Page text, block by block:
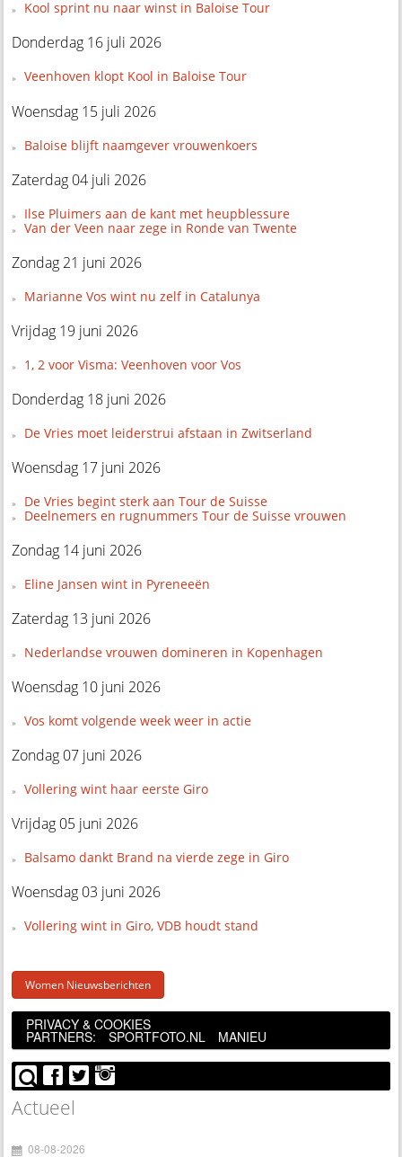
Kool sprint nu naar winst in Baloise Tour
Donderdag 16 juli 2026
Veenhoven klopt Kool in Baloise Tour
Woensdag 15 juli 2026
Baloise blijft naamgever vrouwenkoers
Zaterdag 04 juli 2026
Ilse Pluimers aan de kant met heupblessure
Van der Veen naar zege in Ronde van Twente
Zondag 21 juni 2026
Marianne Vos wint nu zelf in Catalunya
Vrijdag 19 juni 2026
1, 2 voor Visma: Veenhoven voor Vos
Donderdag 18 juni 2026
De Vries moet leiderstrui afstaan in Zwitserland
Woensdag 17 juni 2026
De Vries begint sterk aan Tour de Suisse
Deelnemers en rugnummers Tour de Suisse vrouwen
Zondag 14 juni 2026
Eline Jansen wint in Pyreneeën
Zaterdag 13 juni 2026
Nederlandse vrouwen domineren in Kopenhagen
Woensdag 10 juni 2026
Vos komt volgende week weer in actie
Zondag 07 juni 2026
Vollering wint haar eerste Giro
Vrijdag 05 juni 2026
Balsamo dankt Brand na vierde zege in Giro
Woensdag 03 juni 2026
Vollering wint in Giro, VDB houdt stand
Women Nieuwsberichten
PRIVACY & COOKIES
PARTNERS: SPORTFOTO.NL MANIEU
Actueel
08-08-2026